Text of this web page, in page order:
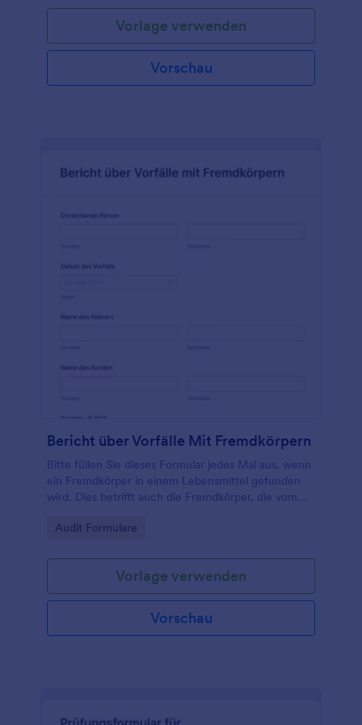
Vorlage verwenden
Vorschau
Bericht über Vorfälle Mit Fremdkörpern
Bitte füllen Sie dieses Formular jedes Mal aus, wenn
ein Fremdkörper in einem Lebensmittel gefunden
wird. Dies betrifft auch die Fremdkörper, die vom
wurden.
Go to Category:
Audit Formulare
Vorlage verwenden
Vorschau